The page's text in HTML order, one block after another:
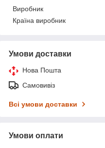
Виробник
Країна виробник
Умови доставки
Нова Пошта
Самовивіз
Всі умови доставки
Умови оплати